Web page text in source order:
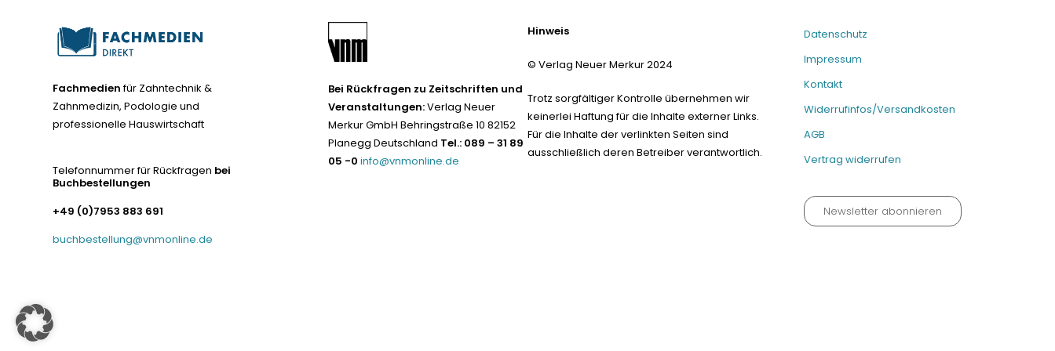
Fachmedienfür Zahntechnik &
Zahnmedizin, Podologie und
professionelle Hauswirtschaft
Telefonnummer für Rückfragen bei
Buchbestellungen
+49 (0)7953 883 691
buchbestellung@vnmonline.de
Bei Rückfragen zu Zeitschriften und
Veranstaltungen:Verlag Neuer
Merkur GmbH Behringstraße 10 82152
Planegg Deutschland Tel.: 089 – 31 89
05 -0 info@vnmonline.de
Hinweis
© Verlag Neuer Merkur 2024
Trotz sorgfältiger Kontrolle übernehmen wir
keinerlei Haftung für die Inhalte externer Links.
Für die Inhalte der verlinkten Seiten sind
ausschließlich deren Betreiber verantwortlich.
Datenschutz
Impressum
Kontakt
Widerrufinfos/Versandkosten
AGB
Vertrag widerrufen
Newsletter abonnieren
© Fachmedien-direkt.de | Verlag Neuer Merkur